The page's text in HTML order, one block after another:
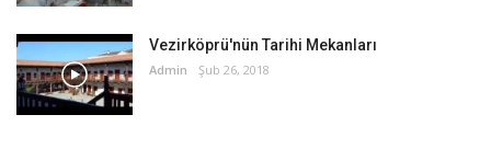
Vezirköprü'nün Tarihi Mekanları
Admin Şub 26, 2018